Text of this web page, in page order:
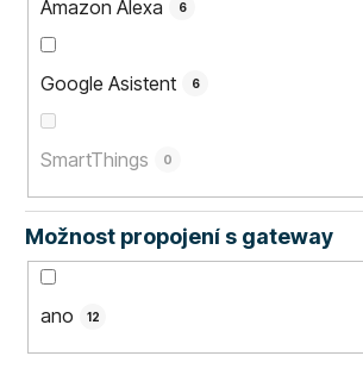
Amazon Alexa 6
Google Asistent 6
SmartThings 0
Možnost propojení s gateway
ano 12